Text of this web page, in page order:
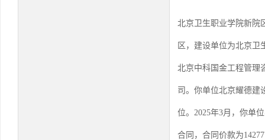
北京卫生职业学院新院
区，建设单位为北京卫
北京中科国金工程管理
司。你单位北京耀德建
位。2025年3月，你单
合同，合同价款为